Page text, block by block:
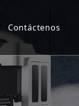
Contáctenos